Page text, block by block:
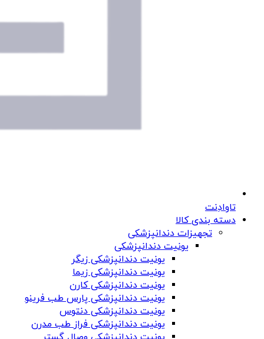
تاوادِنت
دسته بندی کالا
تجهیزات دندانپزشکی
یونیت دندانپزشکی
یونیت دندانپزشکی زیگر
یونیت دندانپزشکی زیما
یونیت دندانپزشکی کارن
یونیت دندانپزشکی پارس طب فرینو
یونیت دندانپزشکی دنتوس
یونیت دندانپزشکی فراز طب مدرن